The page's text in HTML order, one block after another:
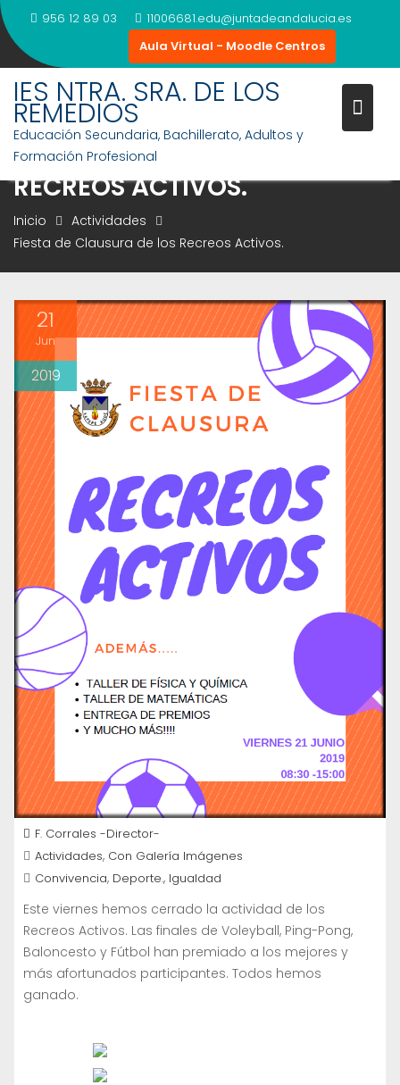
Saltar
al
contenido
956 12 89 03
11006681.edu@juntadeandalucia.es
Aula Virtual - Moodle Centros
IES NTRA. SRA. DE LOS
REMEDIOS
Educación Secundaria, Bachillerato, Adultos y
Formación Profesional
FIESTA DE CLAUSURA DE LOS
RECREOS ACTIVOS.
Inicio
Actividades
Fiesta de Clausura de los Recreos Activos.
21
Jun
2019
F. Corrales -Director-
Actividades, Con Galería Imágenes
Convivencia, Deporte., Igualdad
Este viernes hemos cerrado la actividad de los
Recreos Activos. Las finales de Voleyball, Ping-Pong,
Baloncesto y Fútbol han premiado a los mejores y
más afortunados participantes. Todos hemos
ganado.